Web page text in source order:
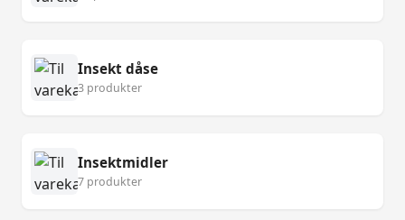
Insekt dåse
3 produkter
Insektmidler
7 produkter